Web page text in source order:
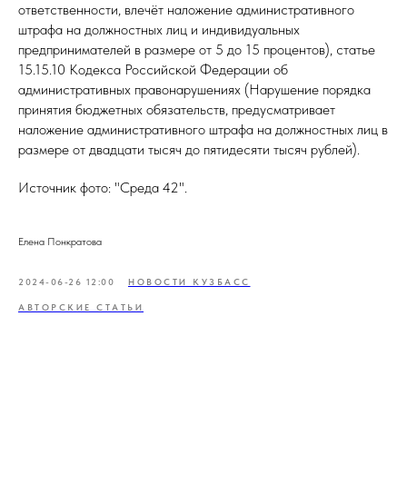
ответственности, влечёт наложение административного
штрафа на должностных лиц и индивидуальных
предпринимателей в размере от 5 до 15 процентов), статье
15.15.10 Кодекса Российской Федерации об
административных правонарушениях (Нарушение порядка
принятия бюджетных обязательств, предусматривает
наложение административного штрафа на должностных лиц в
размере от двадцати тысяч до пятидесяти тысяч рублей).
Источник фото: "Среда 42".
Елена Понкратова
2024-06-26 12:00 НОВОСТИ КУЗБАСС
АВТОРСКИЕ СТАТЬИ